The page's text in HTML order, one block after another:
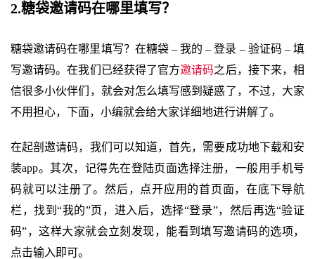
2.糖袋邀请码在哪里填写？
糖袋邀请码在哪里填写？在糖袋 – 我的 – 登录 – 验证码 – 填
写邀请码。在我们已经获得了官方邀请码之后，接下来，相
信很多小伙伴们，就会对怎么填写感到疑惑了，不过，大家
不用担心，下面，小编就会给大家详细地进行讲解了。
在起剖邀请码，我们可以知道，首先，需要成功地下载和安
装app。其次，记得先在登陆页面选择注册，一般用手机号
码就可以注册了。然后，点开应用的首页面，在底下导航
栏，找到“我的”页，进入后，选择“登录”，然后再选“验证
码”，这样大家就会立刻发现，能看到填写邀请码的选项，
点击输入即可。